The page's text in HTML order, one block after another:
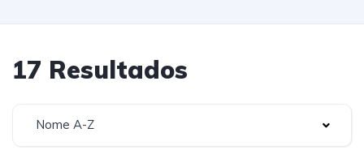
17 Resultados
Nome A-Z